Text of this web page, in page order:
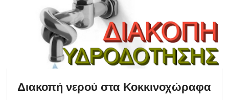
Διακοπή νερού στα Κοκκινοχώραφα